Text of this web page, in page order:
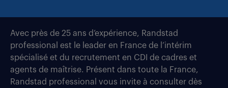
Avec près de 25 ans d’expérience, Randstad
professional est le leader en France de l’intérim
spécialisé et du recrutement en CDI de cadres et
agents de maîtrise. Présent dans toute la France,
Randstad professional vous invite à consulter dès